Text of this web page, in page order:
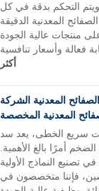
ويتم التحكم بدقة في كل
المعدنية الدقيقة
منتجات عالية الجودة
أكثر
المعدنية الشركة
المعدنية المخصصة
سريع الخطى، يعد سد
أمرًا بالغ الأهمية.
تصنيع النماذج الأولية
فإننا متخصصون في